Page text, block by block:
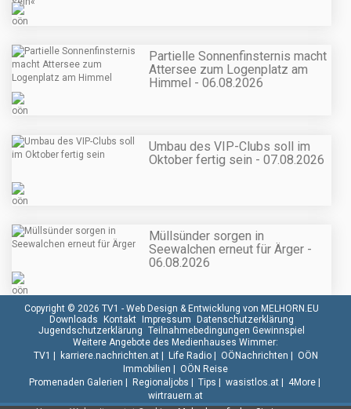
Partielle Sonnenfinsternis macht
Attersee zum Logenplatz am
Himmel - 06.08.2026
Umbau des VIP-Clubs soll im
Oktober fertig sein - 07.08.2026
Müllsünder sorgen in
Seewalchen erneut für Ärger -
06.08.2026
Copyright © 2026 TV1 - Web Design & Entwicklung von MELHORN.EU
Downloads
Kontakt Impressum
Datenschutzerklärung
Jugendschutzerklärung Teilnahmebedingungen Gewinnspiel
Weitere Angebote des Medienhauses Wimmer:
TV1
karriere.nachrichten.at| Life Radio| OÖNachrichten
OÖN
Immobilien
OÖN Reise
Promenaden Galerien
Regionaljobs Tips wasistlos.at| 4More|
wirtrauern.at